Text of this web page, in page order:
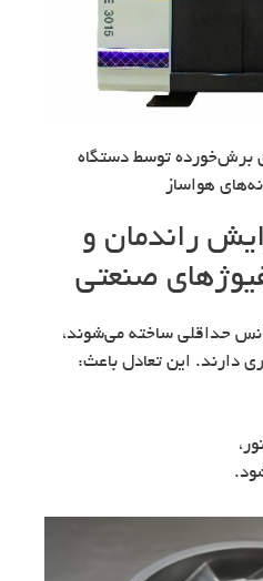
برش‌خورده توسط دستگاه
هواساز
افزایش راندمان و
صنعتی
حداقلی ساخته می‌شوند،
دارند. این تعادل باعث: